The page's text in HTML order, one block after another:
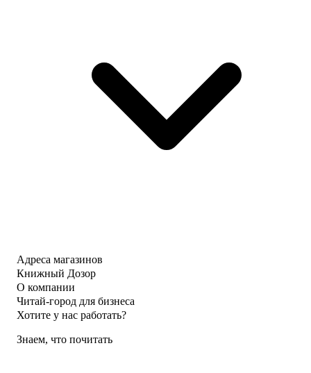
Адреса магазинов
Книжный Дозор
О компании
Читай-город для бизнеса
Хотите у нас работать?
Знаем, что почитать